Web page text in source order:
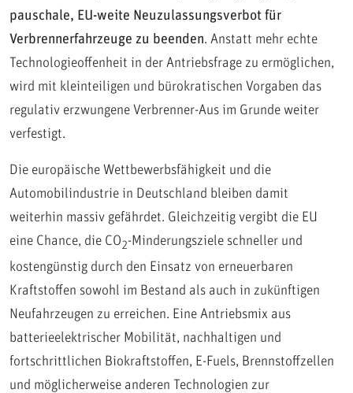
pauschale, EU-weite Neuzulassungsverbot für
Verbrennerfahrzeuge zu beenden. Anstatt mehr echte
Technologieoffenheit in der Antriebsfrage zu ermöglichen,
wird mit kleinteiligen und bürokratischen Vorgaben das
regulativ erzwungene Verbrenner-Aus im Grunde weiter
verfestigt.
Die europäische Wettbewerbsfähigkeit und die
Automobilindustrie in Deutschland bleiben damit
weiterhin massiv gefährdet. Gleichzeitig vergibt die EU
eine Chance, die CO2-Minderungsziele schneller und
kostengünstig durch den Einsatz von erneuerbaren
Kraftstoffen sowohl im Bestand als auch in zukünftigen
Neufahrzeugen zu erreichen. Eine Antriebsmix aus
batterieelektrischer Mobilität, nachhaltigen und
fortschrittlichen Biokraftstoffen, E-Fuels, Brennstoffzellen
und möglicherweise anderen Technologien zur